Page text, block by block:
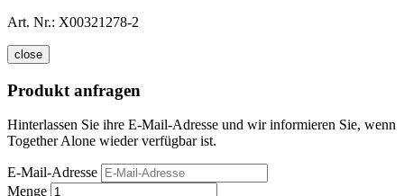
Art. Nr.: X00321278-2
close
Produkt anfragen
Hinterlassen Sie ihre E-Mail-Adresse und wir informieren Sie, wenn
Together Alone wieder verfügbar ist.
E-Mail-Adresse
Menge